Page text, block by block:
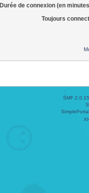
Durée de connexion (en
Toujours
SMF 2.0.15